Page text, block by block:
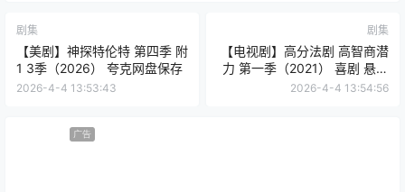
剧集
【美剧】神探特伦特 第四季 附
1 3季（2026） 夸克网盘保存
2026-4-4 13:53:43
剧集
【电视剧】高分法剧 高智商潜
力 第一季（2021） 喜剧 悬疑
夸克网盘保存
2026-4-4 13:54:56
广告